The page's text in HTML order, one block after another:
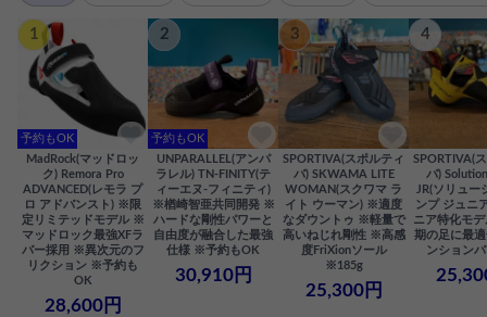
1
予約もOK
MadRock(マッドロッ
ク) Remora Pro
ADVANCED(レモラ プ
ロ アドバンスト) ※限
定リミテッドモデル ※
マッドロック最強XFラ
バー採用 ※異次元のフ
リクション ※予約も
OK
28,600円
2
予約もOK
UNPARALLEL(アンパ
ラレル) TN-FINITY(テ
ィーエヌ-フィニティ)
※楢崎智亜共同開発 ※
ハードな剛性パワーと
自由度が融合した最強
仕様 ※予約もOK
30,910円
3
SPORTIVA(スポルティ
バ) SKWAMA LITE
WOMAN(スクワマ ラ
イト ウーマン) ※適度
なダウントゥ ※軽量で
高いねじれ剛性 ※高感
度FriXionソール
※185g
25,300円
4
SPORTIVA(
バ)
JR(ソリュー
ンプ ジュニ
ニア特化モ
期の足に最
ンション